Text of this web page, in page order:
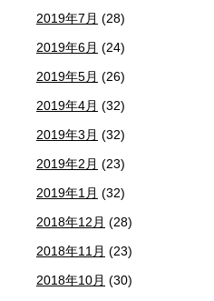
2019年7月 (28)
2019年6月 (24)
2019年5月 (26)
2019年4月 (32)
2019年3月 (32)
2019年2月 (23)
2019年1月 (32)
2018年12月 (28)
2018年11月 (23)
2018年10月 (30)